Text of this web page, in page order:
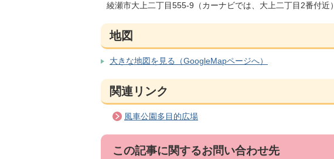
綾瀬市大上二丁目555-9（カーナビでは、大上二丁目2番付近）
地図
大きな地図を見る（GoogleMapページへ）
関連リンク
風車公園多目的広場
この記事に関するお問い合わせ先